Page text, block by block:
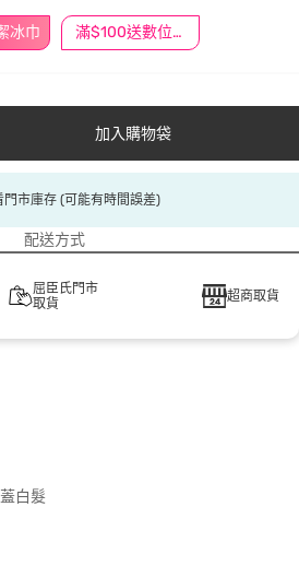
冰巾 滿$100送數位印花
加入購物袋
門市庫存 (可能有時間誤差)
配送方式
屈臣氏門市
取貨
超商取貨
白髮